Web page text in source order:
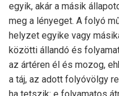
egyik, akár a másik
meg a lényeget. A folyó
helyzet egyike vagy
közötti állandó és
az ártéren él és mozog,
a táj, az adott folyóvölgy